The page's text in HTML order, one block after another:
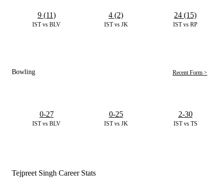
IST vs BLV
9 (11)
IST vs JK
4 (2)
IST vs RP
24 (15)
Bowling Recent Form >
IST vs BLV
0-27
IST vs JK
0-25
IST vs TS
2-30
Tejpreet Singh Career Stats